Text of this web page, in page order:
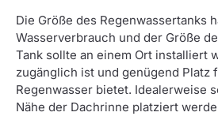
Die Größe des Regenwassertanks
Wasserverbrauch und der Größe
Tank sollte an einem Ort installiert
zugänglich ist und genügend Platz
Regenwasser bietet. Idealerweise
Nähe der Dachrinne platziert